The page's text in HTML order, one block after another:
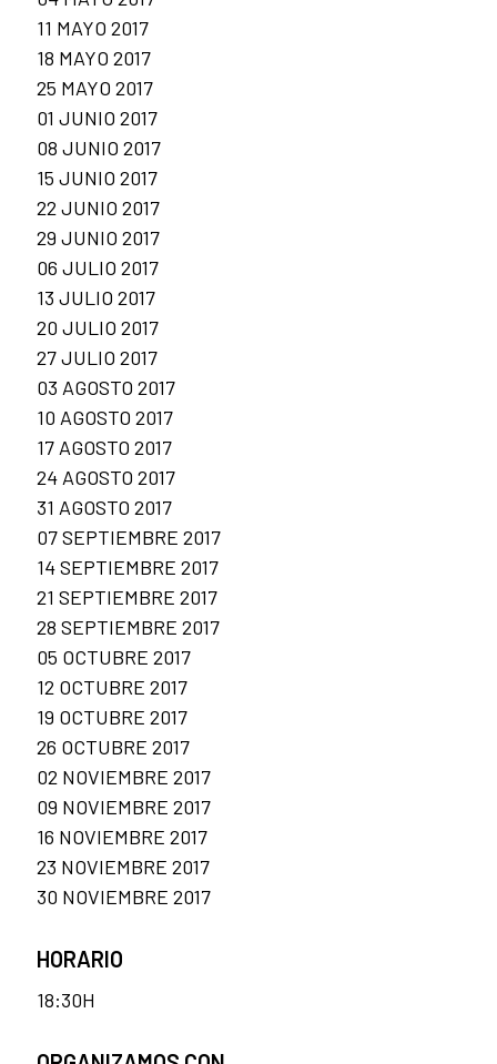
11 MAYO 2017
18 MAYO 2017
25 MAYO 2017
01 JUNIO 2017
08 JUNIO 2017
15 JUNIO 2017
22 JUNIO 2017
29 JUNIO 2017
06 JULIO 2017
13 JULIO 2017
20 JULIO 2017
27 JULIO 2017
03 AGOSTO 2017
10 AGOSTO 2017
17 AGOSTO 2017
24 AGOSTO 2017
31 AGOSTO 2017
07 SEPTIEMBRE 2017
14 SEPTIEMBRE 2017
21 SEPTIEMBRE 2017
28 SEPTIEMBRE 2017
05 OCTUBRE 2017
12 OCTUBRE 2017
19 OCTUBRE 2017
26 OCTUBRE 2017
02 NOVIEMBRE 2017
09 NOVIEMBRE 2017
16 NOVIEMBRE 2017
23 NOVIEMBRE 2017
30 NOVIEMBRE 2017
HORARIO
18:30H